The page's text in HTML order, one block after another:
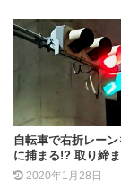
自転車で右折レー
に捕まる!? 取り締
2020年1月28日